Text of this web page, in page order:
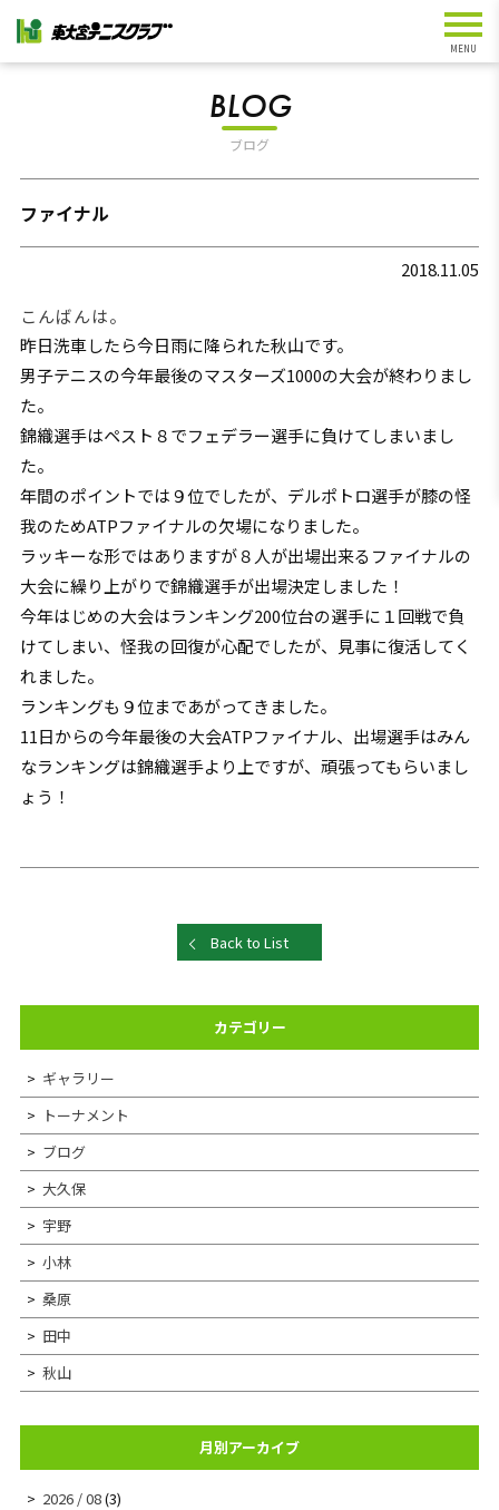
BLOG
ブログ
ファイナル
2018.11.05
こんばんは。
昨日洗車したら今日雨に降られた秋山です。
男子テニスの今年最後のマスターズ1000の大会が終わりまし
た。
錦織選手はペスト８でフェデラー選手に負けてしまいまし
た。
年間のポイントでは９位でしたが、デルポトロ選手が膝の怪
我のためATPファイナルの欠場になりました。
ラッキーな形ではありますが８人が出場出来るファイナルの
大会に繰り上がりで錦織選手が出場決定しました！
今年はじめの大会はランキング200位台の選手に１回戦で負
けてしまい、怪我の回復が心配でしたが、見事に復活してく
れました。
ランキングも９位まであがってきました。
11日からの今年最後の大会ATPファイナル、出場選手はみん
なランキングは錦織選手より上ですが、頑張ってもらいまし
ょう！
Back to List
カテゴリー
ギャラリー
トーナメント
ブログ
大久保
宇野
小林
桑原
田中
秋山
月別アーカイブ
2026 / 08(3)